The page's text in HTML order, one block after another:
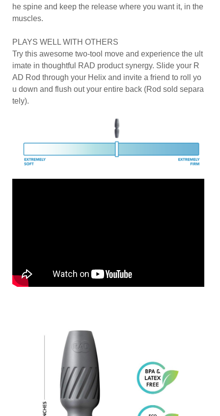
he spine and keep the release where you want it, in the
muscles.
PLAYS WELL WITH OTHERS
Try this awesome two-tool move and experience the ult
imate in thoughtful RAD product synergy. Slide your R
AD Rod through your Helix and invite a friend to roll yo
u down and flush out your entire back (Rod sold separa
tely).